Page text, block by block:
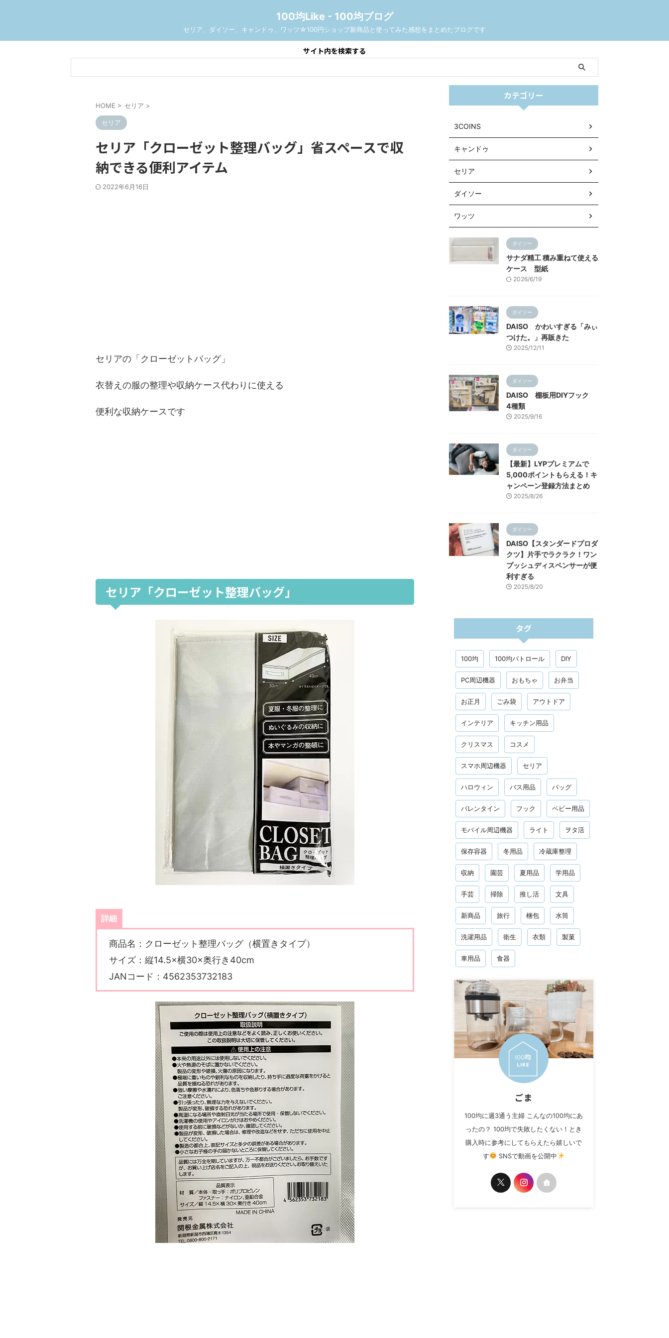
100均Like - 100均ブログ
セリア、ダイソー、キャンドゥ、ワッツ☆100円ショップ新商品と使ってみた感想をまとめたブログです
サイト内を検索する
HOME > セリア >
セリア
セリア「クローゼット整理バッグ」省スペースで収
納できる便利アイテム
2022年6月16日
セリアの「クローゼットバッグ」
衣替えの服の整理や収納ケース代わりに使える
便利な収納ケースです
セリア「クローゼット整理バッグ」
詳細
商品名：クローゼット整理バッグ（横置きタイプ）
サイズ：縦14.5×横30×奥行き40cm
JANコード：4562353732183
カテゴリー
3COINS
キャンドゥ
セリア
ダイソー
ワッツ
ダイソー
サナダ精工 積み重ねて使える
ケース 型紙
2026/6/19
ダイソー
DAISO かわいすぎる「みぃ
つけた。」再販きた
2025/12/11
ダイソー
DAISO 棚板用DIYフック
4種類
2025/9/16
ダイソー
【最新】LYPプレミアムで
5,000ポイントもらえる！キ
ャンペーン登録方法まとめ
2025/8/26
ダイソー
DAISO【スタンダードプロダ
クツ】片手でラクラク！ワン
プッシュディスペンサーが便
利すぎる
2025/8/20
タグ
100均 100均パトロール DIY
PC周辺機器 おもちゃ お弁当
お正月 ごみ袋 アウトドア
インテリア キッチン用品
クリスマス コスメ
スマホ周辺機器 セリア
ハロウィン バス用品 バッグ
バレンタイン フック ベビー用品
モバイル周辺機器 ライト ヲタ活
保存容器 冬用品 冷蔵庫整理
収納 園芸 夏用品 学用品
手芸 掃除 推し活 文具
新商品 旅行 梱包 水筒
洗濯用品 衛生 衣類 製菓
車用品 食器
ごま
100均に週3通う主婦 こんなの100均にあ
ったの？ 100均で失敗したくない！とき
購入時に参考にしてもらえたら嬉しいで
す
SNSで動画を公開中